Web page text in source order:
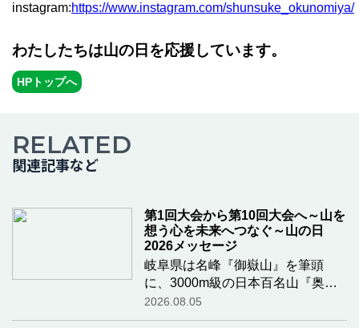
instagram:https://www.instagram.com/shunsuke_okunomiya/
わたしたちは山の日を応援しています。
HPトップへ
RELATED
関連記事など
第1回大会から第10回大会へ～山を
想う心を未来へつなぐ～山の日
2026メッセージ
岐阜県は名峰『御嶽山』を筆頭
に、3000m級の日本百名山『奥穂
高岳』や『槍ヶ岳』、『乗鞍岳』
などを有し、山岳大国の「長野
2026.08.05